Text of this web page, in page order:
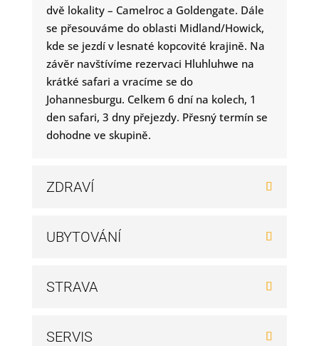
dvě lokality – Camelroc a Goldengate. Dále
se přesouváme do oblasti Midland/Howick,
kde se jezdí v lesnaté kopcovité krajině. Na
závěr navštívíme rezervaci Hluhluhwe na
krátké safari a vracíme se do
Johannesburgu. Celkem 6 dní na kolech, 1
den safari, 3 dny přejezdy. Přesný termín se
dohodne ve skupině.
ZDRAVÍ
UBYTOVÁNÍ
STRAVA
SERVIS